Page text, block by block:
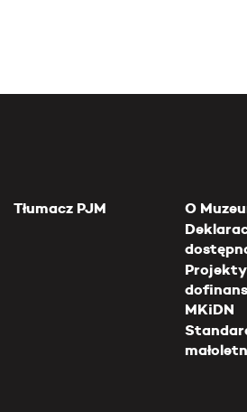
Tłumacz PJM
O
Projekty
MKiDN